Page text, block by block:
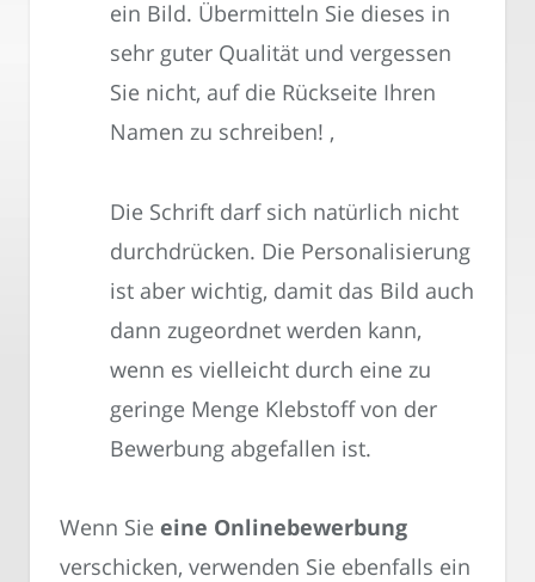
ein Bild. Übermitteln Sie dieses in
sehr guter Qualität und vergessen
Sie nicht, auf die Rückseite Ihren
Namen zu schreiben! ‚
Die Schrift darf sich natürlich nicht
durchdrücken. Die Personalisierung
ist aber wichtig, damit das Bild auch
dann zugeordnet werden kann,
wenn es vielleicht durch eine zu
geringe Menge Klebstoff von der
Bewerbung abgefallen ist.
Wenn Sie eine Onlinebewerbung
verschicken, verwenden Sie ebenfalls ein